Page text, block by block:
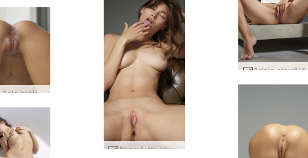
Ariela
Anna L tik seksīga #21
Allie Asia maksts monologs #33